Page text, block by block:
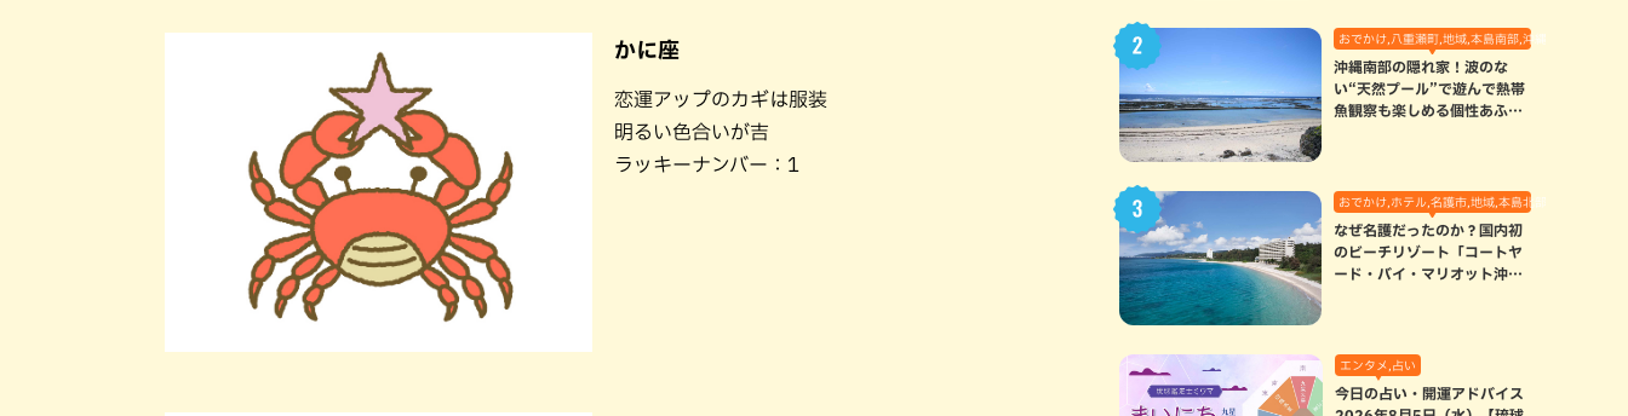
かに座
恋運アップのカギは服装
明るい色合いが吉
ラッキーナンバー：1
おでかけ,八重瀬町,地域,本島南部,沖縄の海,自然
沖縄南部の隠れ家！波のな
い“天然プール”で遊んで熱帯
魚観察も楽しめる個性あふれ
おでかけ,ホテル,名護市,地域,本島北部
なぜ名護だったのか？国内初
のビーチリゾート「コートヤ
ード・バイ・マリオット沖縄
エンタメ,占い
今日の占い・開運アドバイス